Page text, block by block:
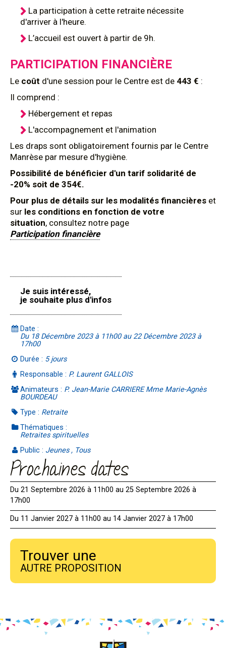
La participation à cette retraite nécessite
d'arriver à l'heure.
L’accueil est ouvert à partir de 9h.
PARTICIPATION FINANCIÈRE
Le coût d'une session pour le Centre est de 443 € :
Il comprend :
Hébergement et repas
L'accompagnement et l'animation
Les draps sont obligatoirement fournis par le Centre
Manrèse par mesure d'hygiène.
Possibilité de bénéficier d'un tarif solidarité de
-20% soit de 354€.
Pour plus de détails sur les modalités financières et
sur les conditions en fonction de votre
situation, consultez notre page
Participation financière
Je suis intéressé,
je souhaite plus d'infos
Date :
Du 18 Décembre 2023 à 11h00 au 22 Décembre 2023 à
17h00
Durée : 5 jours
Responsable : P. Laurent GALLOIS
Animateurs : P. Jean-Marie CARRIERE Mme Marie-Agnès
BOURDEAU
Type : Retraite
Thématiques :
Retraites spirituelles
Public : Jeunes , Tous
Prochaines dates
Du 21 Septembre 2026 à 11h00 au 25 Septembre 2026 à
17h00
Du 11 Janvier 2027 à 11h00 au 14 Janvier 2027 à 17h00
Trouver une
AUTRE PROPOSITION